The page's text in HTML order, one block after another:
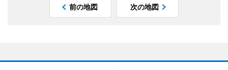
前の地図 次の地図